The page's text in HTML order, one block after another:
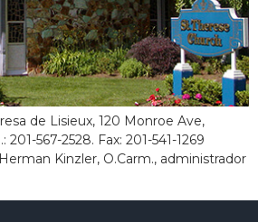
de Lisieux, 120 Monroe Ave,
201-567-2528. Fax: 201-541-1269
Kinzler, O.Carm., administrador